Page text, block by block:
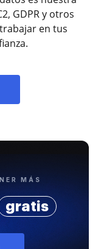
GDPR y otros
en tus
MÁS
gratis